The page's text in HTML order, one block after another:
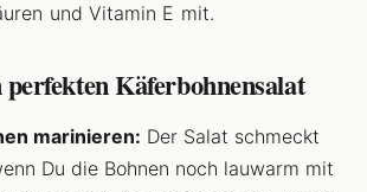
und Vitamin E mit.
Käferbohnensalat
marinieren: Der Salat schmeckt
Du die Bohnen noch lauwarm mit